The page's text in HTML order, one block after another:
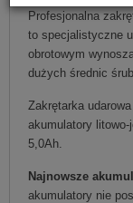
Profesjonalna
to specjalistyczne
obrotowym
dużych średnic
Zakrętarka
akumulatory
5,0Ah.
Najnowsze
akumulatory nie